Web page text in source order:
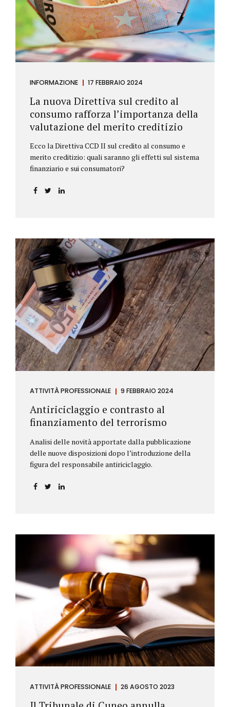
INFORMAZIONE 17 FEBBRAIO 2024
La nuova Direttiva sul credito al
consumo rafforza l’importanza della
valutazione del merito creditizio
Ecco la Direttiva CCD II sul credito al consumo e
merito creditizio: quali saranno gli effetti sul sistema
finanziario e sui consumatori?
ATTIVITÀ PROFESSIONALE 9 FEBBRAIO 2024
Antiriciclaggio e contrasto al
finanziamento del terrorismo
Analisi delle novità apportate dalla pubblicazione
delle nuove disposizioni dopo l’introduzione della
figura del responsabile antiriciclaggio.
ATTIVITÀ PROFESSIONALE 26 AGOSTO 2023